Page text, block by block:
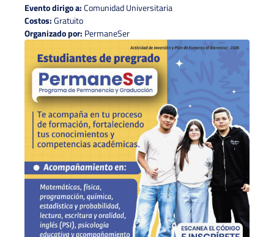
Evento dirigo a:Comunidad Universitaria
Costos:Gratuito
Organizado por: PermaneSer